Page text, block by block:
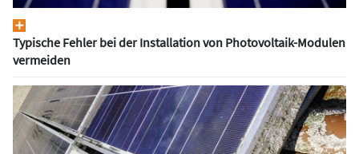
Typische Fehler bei der Installation von Photovoltaik-Modulen
vermeiden